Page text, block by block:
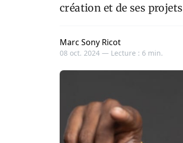
création et de ses
Marc Sony Ricot
08 oct. 2024 — Lecture : 6 min.